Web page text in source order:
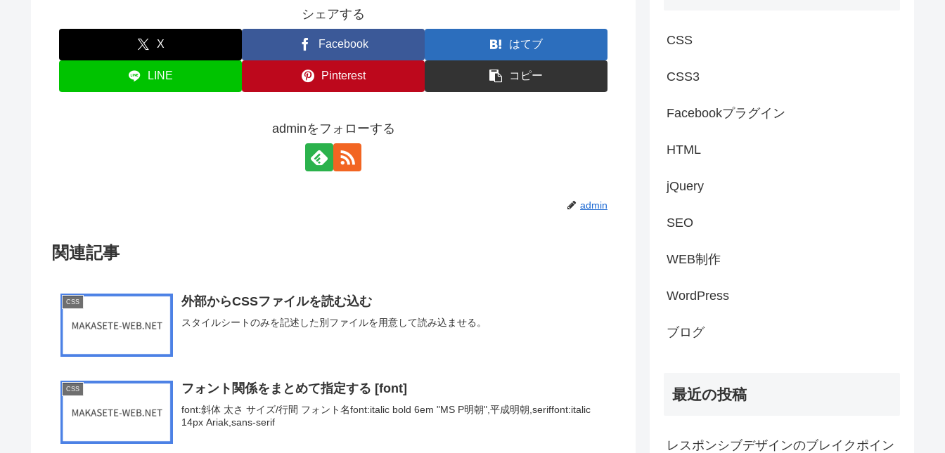
シェアする
X Facebook はてブ
LINE Pinterest コピー
adminをフォローする
admin
関連記事
CSS 外部からCSSファイルを読む込む
スタイルシートのみを記述した別ファイルを用意して読み込ませる。
CSS フォント関係をまとめて指定する [font]
font:斜体 太さ サイズ/行間 フォント名font:italic bold 6em "MS P明朝",平成明朝,seriffont:italic
14px Ariak,sans-serif
CSS
CSS3
Facebookプラグイン
HTML
jQuery
SEO
WEB制作
WordPress
ブログ
最近の投稿
レスポンシブデザインのブレイクポイン